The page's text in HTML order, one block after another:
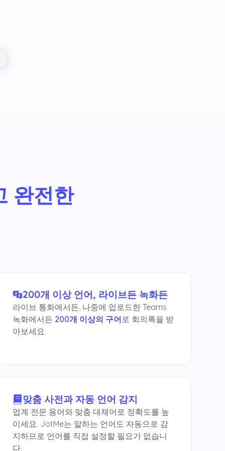
완전한
200개 이상 언어, 라이브든 녹화든
라이브 통화에서든, 나중에 업로드한 Teams
녹화에서든 200개 이상의 구어로 회의록을 받
아보세요.
맞춤 사전과 자동 언어 감지
업계 전문 용어와 맞춤 대체어로 정확도를 높
이세요. JotMe는 말하는 언어도 자동으로 감
지하므로 언어를 직접 설정할 필요가 없습니
다.